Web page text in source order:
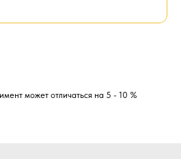
может отличаться на 5 - 10 %